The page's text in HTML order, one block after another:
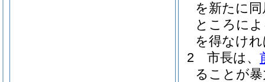
を新たに
ところに
を得なけ
2
市長は、
ることが